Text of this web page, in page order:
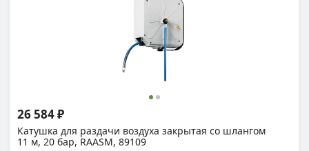
Катушка для раздачи воздуха закрытая со шлангом
11 м, 20 бар, RAASM, 89109
26 584 ₽